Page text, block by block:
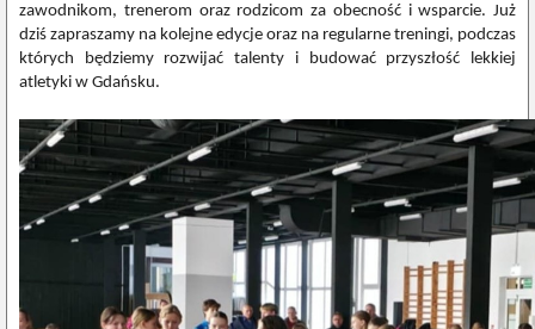
zawodnikom, trenerom oraz rodzicom za obecność i wsparcie. Już
dziś zapraszamy na kolejne edycje oraz na regularne treningi, podczas
których będziemy rozwijać talenty i budować przyszłość lekkiej
atletyki w Gdańsku.